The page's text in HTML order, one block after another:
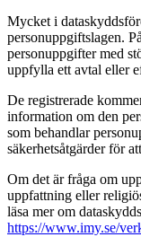
Mycket i
personuppgiftslagen.
personuppgifter med
uppfylla ett avtal eller
De registrerade
information om den
som behandlar
säkerhetsåtgärder för
Om det är fråga om
uppfattning eller
läsa mer om
https://www.imy.se/